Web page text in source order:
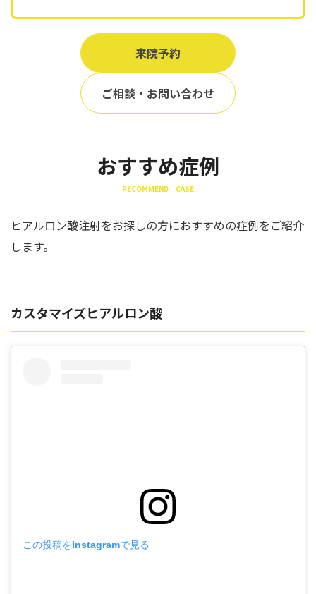
来院予約
ご相談・お問い合わせ
おすすめ症例
RECOMMEND CASE
ヒアルロン酸注射をお探しの方におすすめの症例をご紹介
します。
カスタマイズヒアルロン酸
この投稿をInstagramで見る